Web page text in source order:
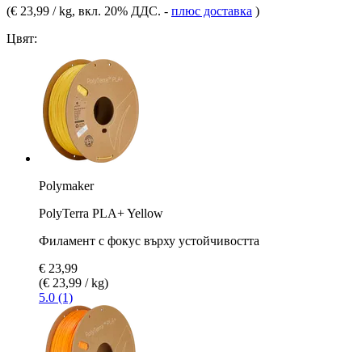
(€ 23,99 / kg, вкл. 20% ДДС. - плюс доставка )
Цвят:
Polymaker
PolyTerra PLA+ Yellow
Филамент с фокус върху устойчивостта
€ 23,99
(€ 23,99 / kg)
5.0 (1)